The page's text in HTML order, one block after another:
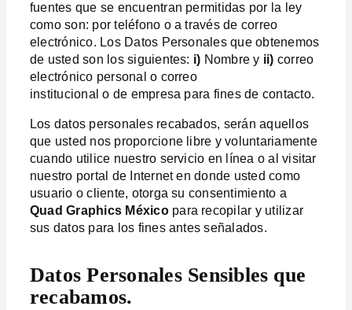
fuentes que se encuentran permitidas por la ley
como son: por teléfono o a través de correo
electrónico. Los Datos Personales que obtenemos
de usted son los siguientes: i) Nombre y ii) correo
electrónico personal o correo
institucional o de empresa para fines de contacto.
Los datos personales recabados, serán aquellos
que usted nos proporcione libre y voluntariamente
cuando utilice nuestro servicio en línea o al visitar
nuestro portal de Internet en donde usted como
usuario o cliente, otorga su consentimiento a
Quad Graphics México para recopilar y utilizar
sus datos para los fines antes señalados.
Datos Personales Sensibles que
recabamos.